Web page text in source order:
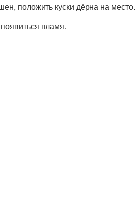
положить куски дёрна на место.
пламя.